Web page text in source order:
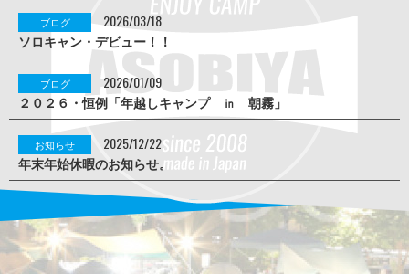
ブログ
2026/03/18
ソロキャン・デビュー！！
ブログ
2026/01/09
２０２６・恒例「年越しキャンプ ㏌ 朝霧」
お知らせ
2025/12/22
年末年始休暇のお知らせ。